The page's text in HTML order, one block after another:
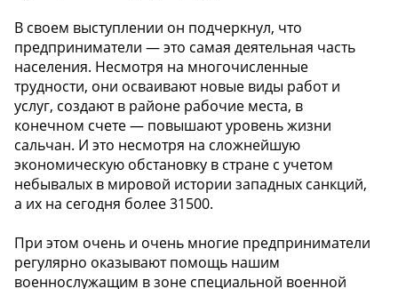
В своем выступлении он подчеркнул, что
предприниматели — это самая деятельная часть
населения. Несмотря на многочисленные
трудности, они осваивают новые виды работ и
услуг, создают в районе рабочие места, в
конечном счете — повышают уровень жизни
сальчан. И это несмотря на сложнейшую
экономическую обстановку в стране с учетом
небывалых в мировой истории западных санкций,
а их на сегодня более 31500.
При этом очень и очень многие предприниматели
регулярно оказывают помощь нашим
военнослужащим в зоне специальной военной